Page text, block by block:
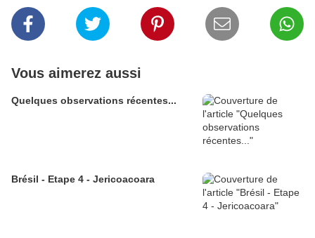
Vous aimerez aussi
Quelques observations récentes...
Brésil - Etape 4 - Jericoacoara